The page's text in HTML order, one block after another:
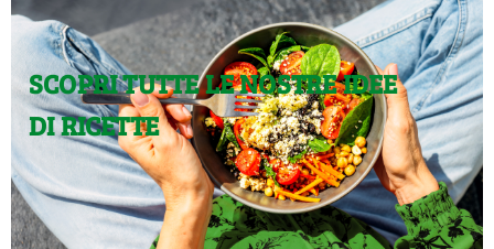
SCOPRI TUTTE LE NOSTRE IDEE
DI RICETTE